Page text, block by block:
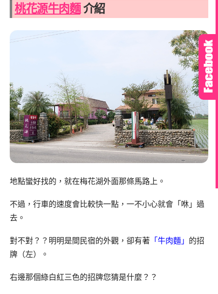
桃花源牛肉麵介紹
地點蠻好找的，就在梅花湖外面那條馬路上。
不過，行車的速度會比較快一點，一不小心就會「咻」過
去。
對不對？？明明是間民宿的外觀，卻有著 「牛肉麵」 的招
牌（左）。
右邊那個綠白紅三色的招牌您猜是什麼？？